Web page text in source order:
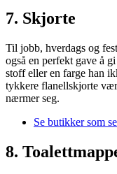
7. Skjorte
Til jobb, hverdags og
også en perfekt gave å
stoff eller en farge han
tykkere flanellskjorte
nærmer seg.
Se butikker som
8.